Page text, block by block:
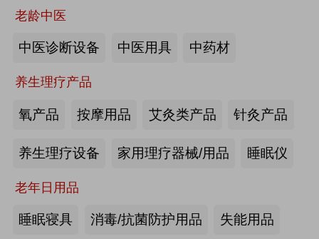
老龄中医
中医诊断设备 中医用具 中药材
养生理疗产品
氧产品 按摩用品 艾灸类产品 针灸产品
养生理疗设备 家用理疗器械/用品 睡眠仪
老年日用品
睡眠寝具 消毒/抗菌防护用品 失能用品
来源:注册会员
懒人血压计M8-海尔智慧康养
来源:注册会员